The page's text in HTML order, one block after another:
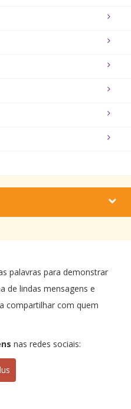
palavras para demonstrar
de lindas mensagens e
compartilhar com quem
nas redes sociais: